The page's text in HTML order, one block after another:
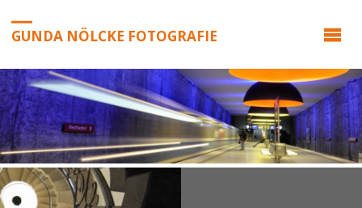
GUNDA NÖLCKE FOTOGRAFIE